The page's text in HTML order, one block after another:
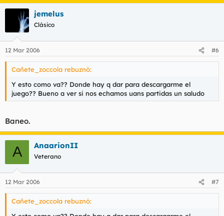
jemelus
Clásico
12 Mar 2006 #6
Cañete_zoccola rebuznó:
Y esto como va?? Donde hay q dar para descargarme el
juego?? Bueno a ver si nos echamos uans partidas un saludo
Baneo.
A AnaarionII
Veterano
12 Mar 2006 #7
Cañete_zoccola rebuznó: